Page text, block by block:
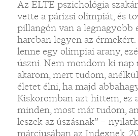
Az ELTE pszichológia
vette a párizsi olimpiát, és
pillangón van a legnagyobb
harcban legyen az
lenne egy olimpiai arany,
úszni. Nem mondom ki nap
akarom, mert tudom,
életet élni, ha majd
Kiskoromban azt hittem, ez
minden, most már tudom,
leszek az úszásnak” –
márciusában az Indexnek.